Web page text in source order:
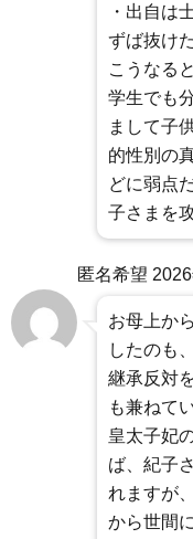
・出自は
ずば抜け
こうなる
学生でも
まして子
的性別の
どに弱点
子さまを
匿名希望
お母上か
したのも
継承反対
も兼ねて
皇太子妃
ば、紀子
れますが
から世間